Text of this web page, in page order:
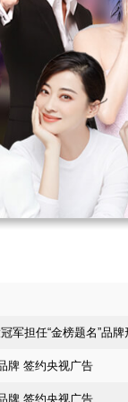
军担任“金榜题名”品牌
牌 签约央视广告
牌 签约央视广告